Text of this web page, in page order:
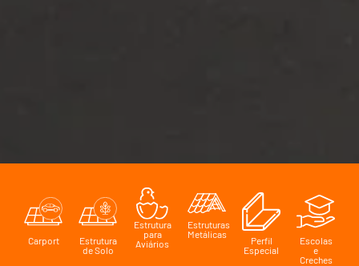
Carport
Estrutura
de Solo
Estrutura
para
Aviários
Estruturas
Metálicas
Perfil
Especial
Escolas
e
Creches